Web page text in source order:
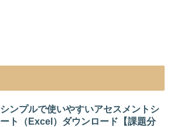
シンプルで使いやすいアセスメントシ
ート（Excel）ダウンロード【課題分